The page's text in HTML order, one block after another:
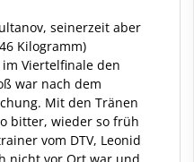
seinerzeit aber
Kilogramm)
Viertelfinale den
war nach dem
Mit den Tränen
bitter, wieder so früh
vom DTV, Leonid